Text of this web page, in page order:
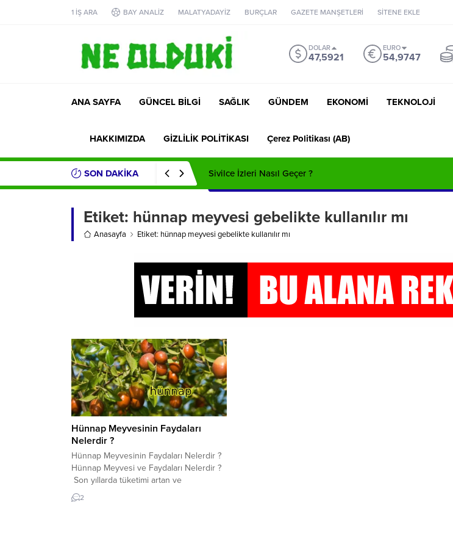
1 İŞ ARA BAY ANALİZ MALATYADAYİZ BURÇLAR GAZETE MANŞETLERİ SİTENE EKLE
DOLAR
47,5921
EURO
54,9747
ANA SAYFA GÜNCEL BİLGİ SAĞLIK GÜNDEM EKONOMİ TEKNOLOJİ
HAKKIMIZDA GİZLİLİK POLİTİKASI Çerez Politikası (AB)
SON DAKİKA Sivilce İzleri Nasıl Geçer ?
Etiket: hünnap meyvesi gebelikte kullanılır mı
Anasayfa Etiket: hünnap meyvesi gebelikte kullanılır mı
Hünnap Meyvesinin Faydaları
Nelerdir ?
Hünnap Meyvesinin Faydaları Nelerdir ?
Hünnap Meyvesi ve Faydaları Nelerdir ?
Son yıllarda tüketimi artan ve
tezgahlarda daha sık rastlanan hünnap
meyvesi ve faydaları hakkında bilgi almak
2